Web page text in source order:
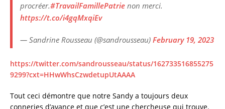
procréer.#TravailFamillePatrie non merci.
https://t.co/i4gqMxqiEv
— Sandrine Rousseau (@sandrousseau) February 19, 2023
https://twitter.com/sandrousseau/status/162733516855275
9299?cxt=HHwWhsCzwdetupUtAAAA
Tout ceci démontre que notre Sandy a toujours deux
conneries d’avance et que c’est une chercheuse qui trouve.